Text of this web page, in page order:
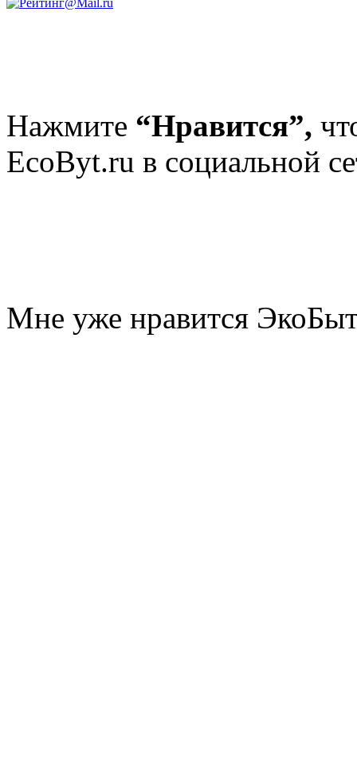
Нажмите “Нравится”,
EcoByt.ru в социальной
Мне уже нравится